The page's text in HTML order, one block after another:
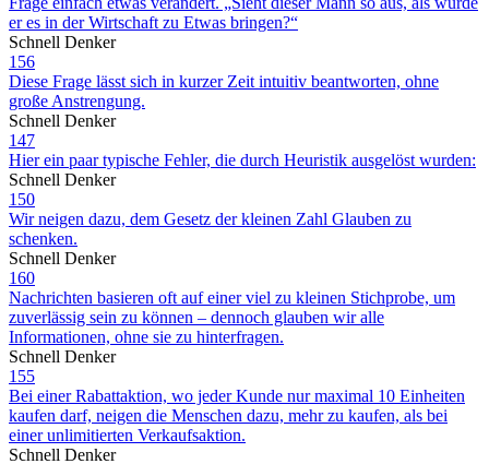
er es in der Wirtschaft zu Etwas bringen?“
Schnell Denker
156
Diese Frage lässt sich in kurzer Zeit intuitiv beantworten, ohne
große Anstrengung.
Schnell Denker
147
Hier ein paar typische Fehler, die durch Heuristik ausgelöst wurden:
Schnell Denker
150
Wir neigen dazu, dem Gesetz der kleinen Zahl Glauben zu
schenken.
Schnell Denker
160
Nachrichten basieren oft auf einer viel zu kleinen Stichprobe, um
zuverlässig sein zu können – dennoch glauben wir alle
Informationen, ohne sie zu hinterfragen.
Schnell Denker
155
Bei einer Rabattaktion, wo jeder Kunde nur maximal 10 Einheiten
kaufen darf, neigen die Menschen dazu, mehr zu kaufen, als bei
einer unlimitierten Verkaufsaktion.
Schnell Denker